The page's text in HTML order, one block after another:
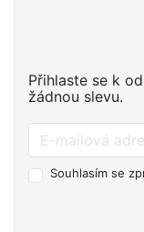
Přihlaste se k
žádnou slevu.
Souhlasím se